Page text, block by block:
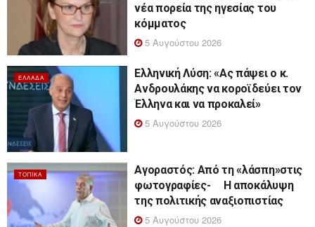
νέα πορεία της ηγεσίας του
κόμματος
5 Αυγούστου 2026
ΕΛΛΆΔΑ
Ελληνική Λύση: «Ας πάψει ο κ.
Ανδρουλάκης να κοροϊδεύει τον
Έλληνα και να προκαλεί»
5 Αυγούστου 2026
ΤΟΠΙΚΆ
Αγοραστός: Από τη «λάσπη»στις
φωτογραφίες- Η αποκάλυψη
της πολιτικής αναξιοπιστίας
5 Αυγούστου 2026